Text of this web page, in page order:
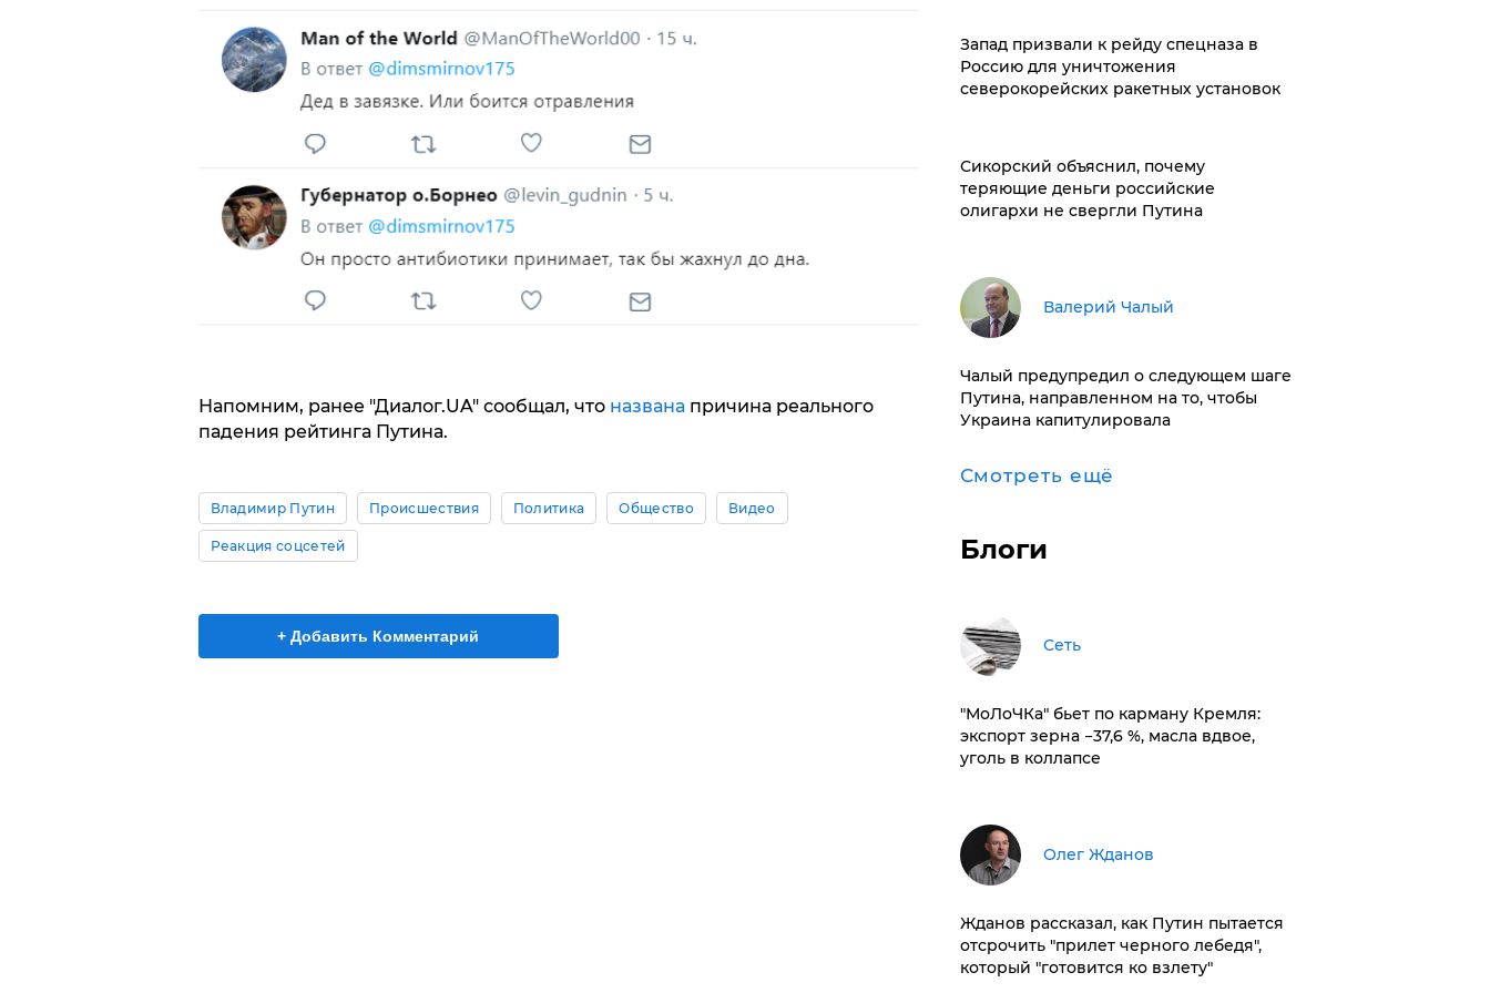
Напомним, ранее "Диалог.UA" сообщал, что названапричина реального
падения рейтинга Путина.
Владимир Путин Происшествия Политика Общество Видео
Реакция соцсетей
+ Добавить Комментарий
Запад призвали к рейду спецназа в
Россию для уничтожения
северокорейских ракетных установок
Сикорский объяснил, почему
теряющие деньги российские
олигархи не свергли Путина
Валерий Чалый
Чалый предупредил о следующем шаге
Путина, направленном на то, чтобы
Украина капитулировала
Смотреть ещё
Блоги
Сеть
​"МоЛоЧКа" бьет по карману Кремля:
экспорт зерна −37,6 %, масла вдвое,
уголь в коллапсе
Олег Жданов
Жданов рассказал, как Путин пытается
отсрочить "прилет черного лебедя",
который "готовится ко взлету"